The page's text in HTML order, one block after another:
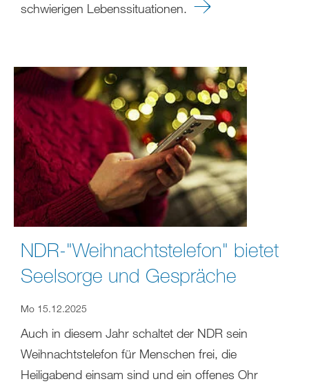
schwierigen Lebenssituationen.
NDR-"Weihnachtstelefon" bietet
Seelsorge und Gespräche
Mo 15.12.2025
Auch in diesem Jahr schaltet der NDR sein
Weihnachtstelefon für Menschen frei, die
Heiligabend einsam sind und ein offenes Ohr